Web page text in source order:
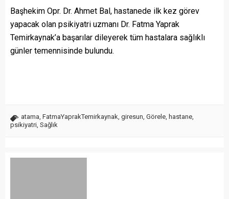
Başhekim Opr. Dr. Ahmet Bal, hastanede ilk kez görev
yapacak olan psikiyatri uzmanı Dr. Fatma Yaprak
Temirkaynak’a başarılar dileyerek tüm hastalara sağlıklı
günler temennisinde bulundu.
atama FatmaYaprakTemirkaynak giresun Görele hastane
psikiyatri Sağlık